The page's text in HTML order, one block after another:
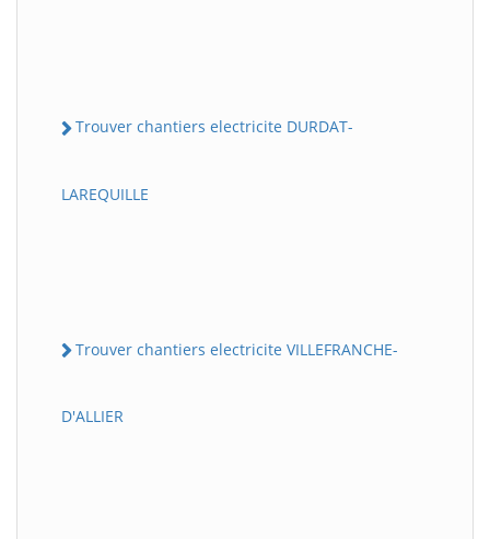
Trouver chantiers electricite DURDAT-
LAREQUILLE
Trouver chantiers electricite VILLEFRANCHE-
D'ALLIER